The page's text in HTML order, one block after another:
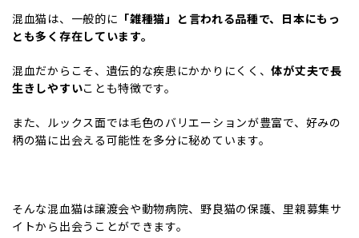
混血猫は、一般的に 「雑種猫」と言われる品種で、日本にもっ
とも多く存在しています。
混血だからこそ、遺伝的な疾患にかかりにくく、体が丈夫で長
生きしやすいことも特徴です。
また、ルックス面では毛色のバリエーションが豊富で、好みの
柄の猫に出会える可能性を多分に秘めています。
そんな混血猫は譲渡会や動物病院、野良猫の保護、里親募集サ
イトから出会うことができます。